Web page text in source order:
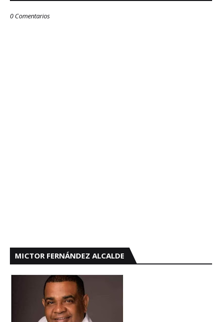
0 Comentarios
MICTOR FERNÁNDEZ ALCALDE